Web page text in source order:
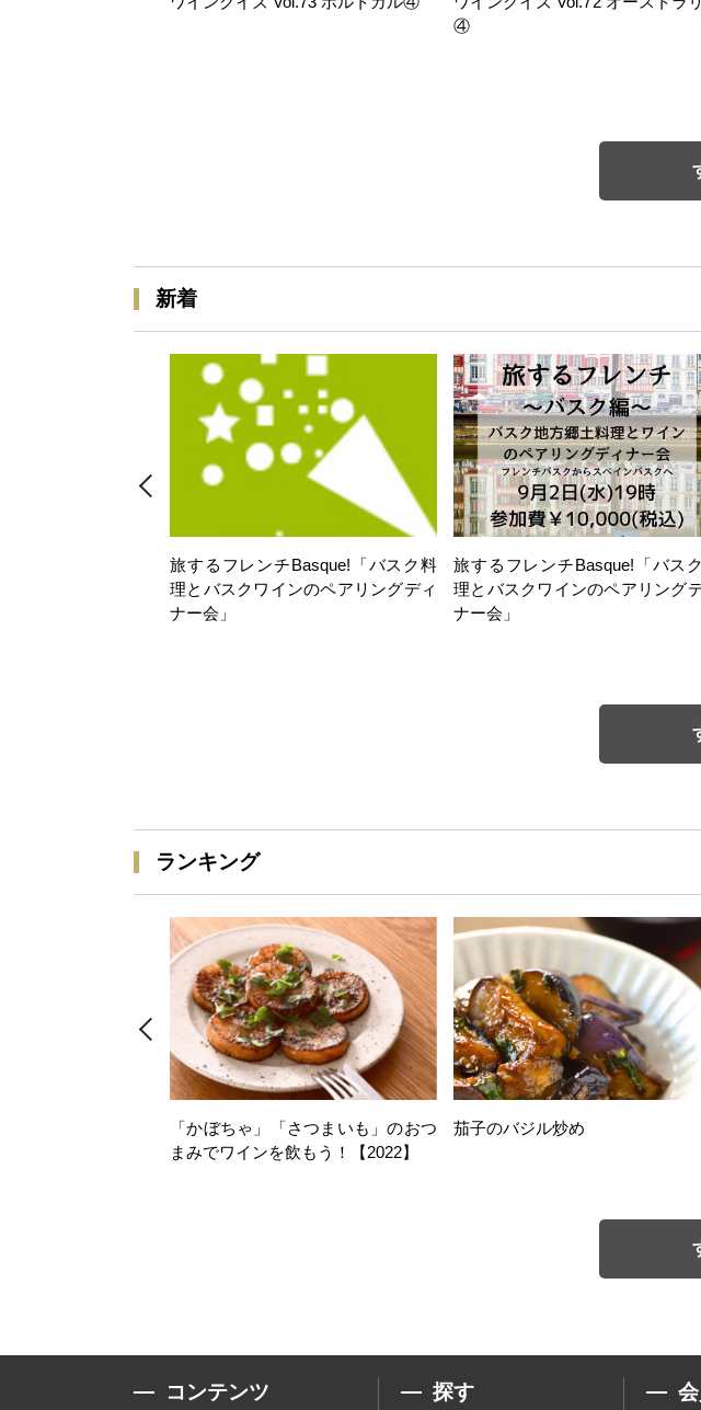
④
新着
旅するフレンチBasque!「バスク料
理とバスクワインのペアリングディ
ナー会」
旅するフレンチBasque!「バス
理とバスクワインのペアリング
ナー会」
ランキング
「かぼちゃ」「さつまいも」のおつ
まみでワインを飲もう！【2022】
茄子のバジル炒め
コンテンツ 探す